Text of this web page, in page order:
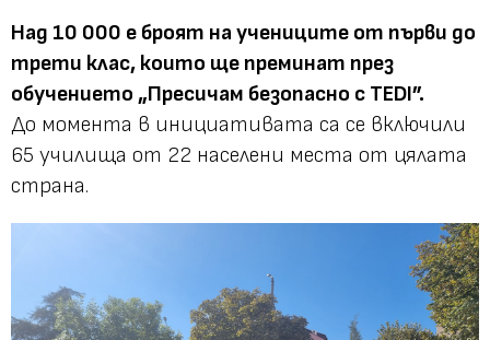
Над 10 000 е броят на учениците от първи до
трети клас, които ще преминат през
обучението „Пресичам безопасно с TEDI”.
До момента в инициативата са се включили
65 училища от 22 населени места от цялата
страна.